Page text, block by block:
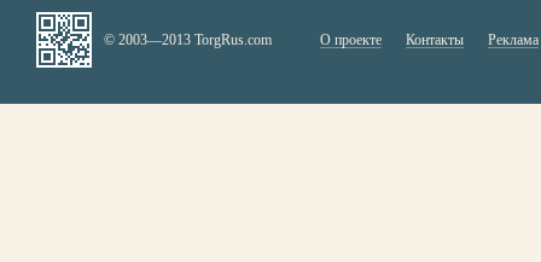
© 2003—2013 TorgRus.com О проекте Контакты Реклама